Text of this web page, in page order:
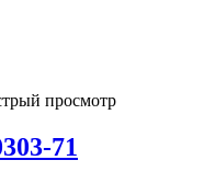
просмотр
71